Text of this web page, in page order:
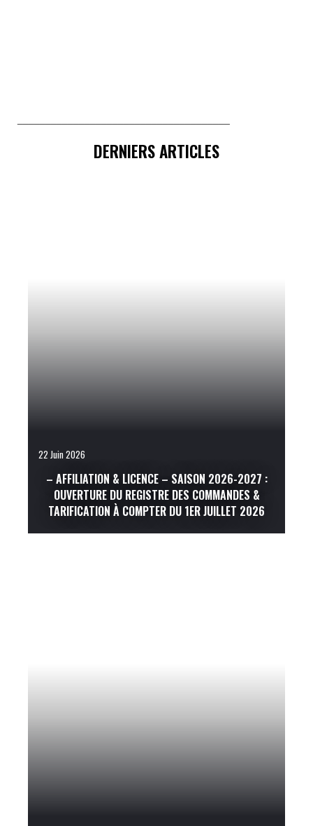
DERNIERS ARTICLES
22 Juin 2026
– AFFILIATION & LICENCE – SAISON 2026-2027 :
OUVERTURE DU REGISTRE DES COMMANDES &
TARIFICATION À COMPTER DU 1ER JUILLET 2026